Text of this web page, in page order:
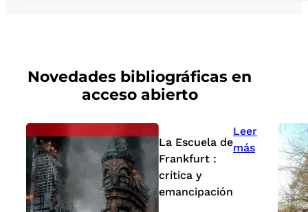
Novedades bibliográficas en
acceso abierto
La Escuela de
Frankfurt :
crítica y
emancipación
Leer
más